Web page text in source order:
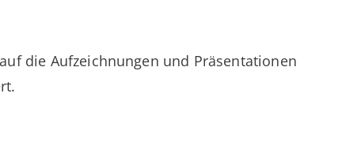
die Aufzeichnungen und Präsentationen